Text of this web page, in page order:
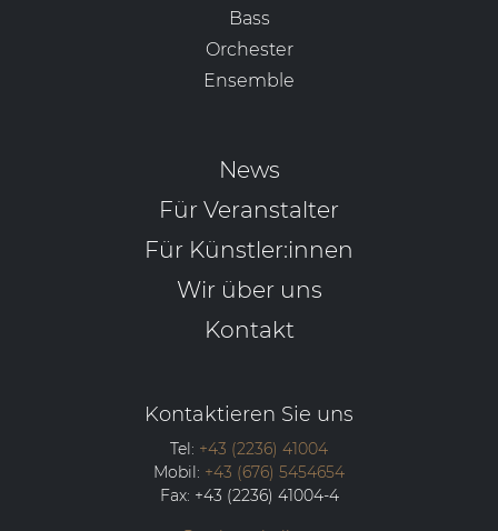
Bass
Orchester
Ensemble
News
Für Veranstalter
Für Künstler:innen
Wir über uns
Kontakt
Kontaktieren Sie uns
Tel: +43 (2236) 41004
Mobil: +43 (676) 5454654
Fax: +43 (2236) 41004-4